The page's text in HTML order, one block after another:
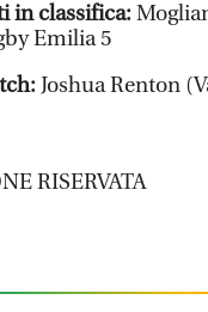
in classifica:
Emilia 5
Joshua Renton
RISERVATA